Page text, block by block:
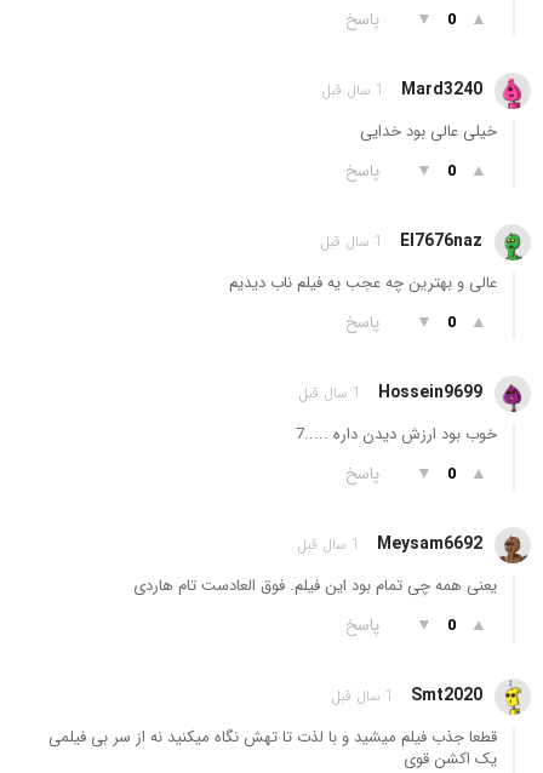
▲
0
▼ پاسخ
Mard3240 1 سال قبل
خیلی عالی بود خدایی
▲
0
▼ پاسخ
El7676naz 1 سال قبل
عالی و بهترین چه عجب یه فیلم ناب دیدیم
▲
0
▼ پاسخ
Hossein9699 1 سال قبل
خوب بود ارزش دیدن داره .....7
▲
0
▼ پاسخ
Meysam6692 1 سال قبل
یعنی همه چی تمام بود این فیلم. فوق العادست تام هاردی
▲
0
▼ پاسخ
Smt2020 1 سال قبل
قطعا جذب فیلم میشید و با لذت تا تهش نگاه میکنید نه از سر بی فیلمی
یک اکشن قوی